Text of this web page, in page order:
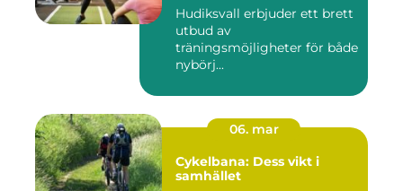
Hudiksvall erbjuder ett brett
utbud av
träningsmöjligheter för både
nybörj...
06. mar
Cykelbana: Dess vikt i
samhället